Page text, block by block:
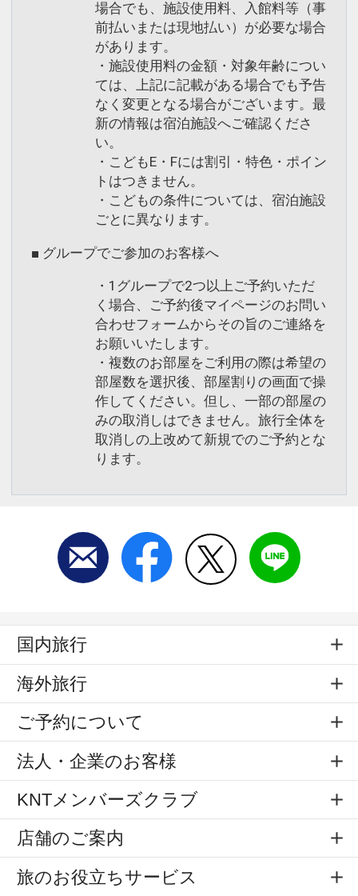
場合でも、施設使用料、入館料等（事
前払いまたは現地払い）が必要な場合
があります。
・施設使用料の金額・対象年齢につい
ては、上記に記載がある場合でも予告
なく変更となる場合がございます。最
新の情報は宿泊施設へご確認くださ
い。
・こどもE・Fには割引・特色・ポイン
トはつきません。
・こどもの条件については、宿泊施設
ごとに異なります。
■ グループでご参加のお客様へ
・1グループで2つ以上ご予約いただ
く場合、ご予約後マイページのお問い
合わせフォームからその旨のご連絡を
お願いいたします。
・複数のお部屋をご利用の際は希望の
部屋数を選択後、部屋割りの画面で操
作してください。但し、一部の部屋の
みの取消しはできません。旅行全体を
取消しの上改めて新規でのご予約とな
ります。
国内旅行
海外旅行
ご予約について
法人・企業のお客様
KNTメンバーズクラブ
店舗のご案内
旅のお役立ちサービス